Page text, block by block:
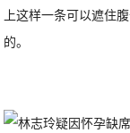
上这样一条可以遮住
的。